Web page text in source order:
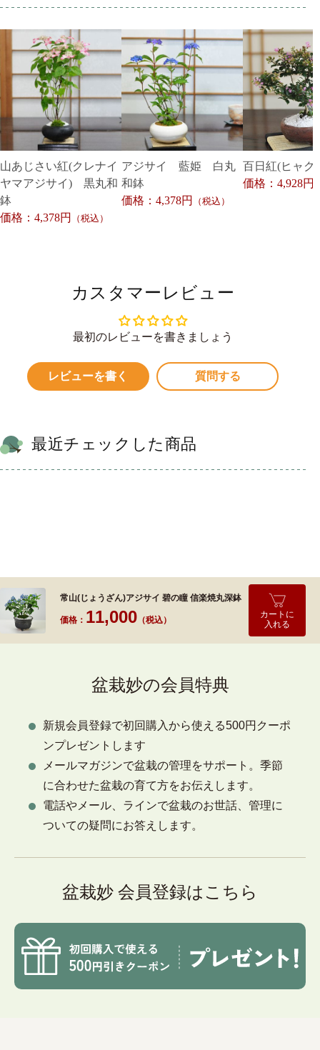
山あじさい紅(クレナイ
ヤマアジサイ) 黒丸和
鉢
価格：4,378円
（税込）
アジサイ 藍姫 白丸
和鉢
価格：4,378円
（税込）
百日紅(ヒャク
価格：4,928円
カスタマーレビュー
最初のレビューを書きましょう
レビューを書く 質問する
最近チェックした商品
常山(じょうざん)アジサイ 碧の瞳 信楽焼丸深鉢
価格： 11,000 （税込）
カートに
入れる
盆栽妙の会員特典
新規会員登録で初回購入から使える500円クーポ
ンプレゼントします
メールマガジンで盆栽の管理をサポート。季節
に合わせた盆栽の育て方をお伝えします。
電話やメール、ラインで盆栽のお世話、管理に
ついての疑問にお答えします。
盆栽妙 会員登録はこちら